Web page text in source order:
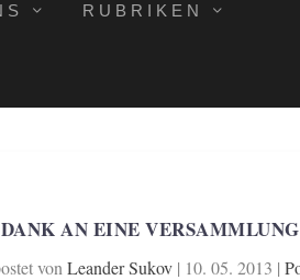
RUBRIKEN
DANK AN EINE VERSAMMLUNG
von Leander Sukov| 10. 05. 2013 |